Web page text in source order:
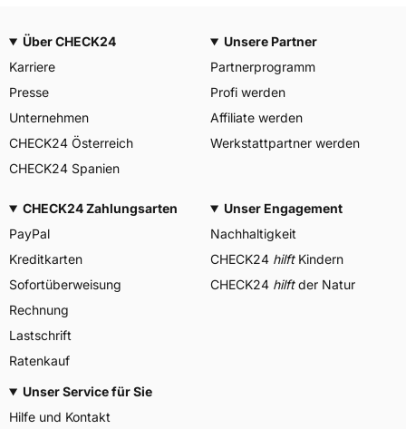
Über CHECK24
Karriere
Presse
Unternehmen
CHECK24 Österreich
CHECK24 Spanien
Unsere Partner
Partnerprogramm
Profi werden
Affiliate werden
Werkstattpartner werden
CHECK24 Zahlungsarten
PayPal
Kreditkarten
Sofortüberweisung
Rechnung
Lastschrift
Ratenkauf
Unser Engagement
Nachhaltigkeit
CHECK24 hilftKindern
CHECK24 hilftder Natur
Unser Service für Sie
Hilfe und Kontakt